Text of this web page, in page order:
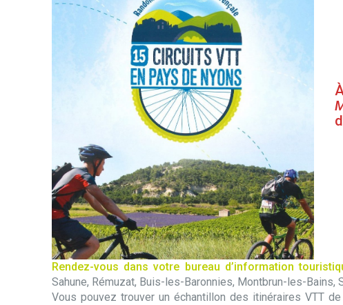
Rendez-vous dans votre bureau d’information
Sahune, Rémuzat, Buis-les-Baronnies, Montbrun-les-Bains,
Vous pouvez trouver un échantillon des itinéraires VTT